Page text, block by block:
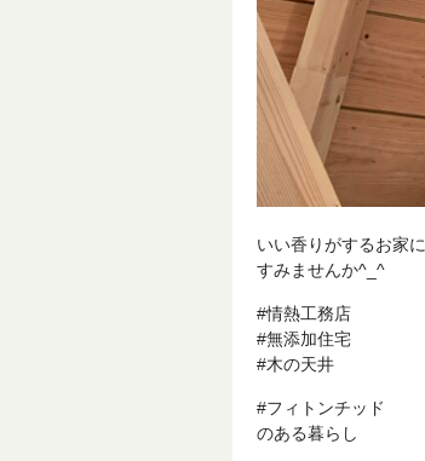
いい香りがするお家に
すみませんか^_^
#情熱工務店
#無添加住宅
#木の天井
#フィトンチッド
のある暮らし